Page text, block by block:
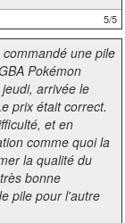
5/5
une pile
Pokémon
arrivée le
prix était correct.
et en
comme quoi la
la qualité du
bonne
pile pour l'autre